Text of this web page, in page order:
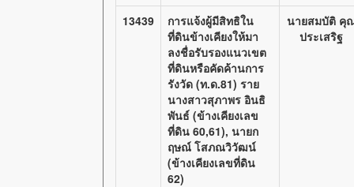
13439
การแจ้งผู้มีสิทธิใน
ที่ดินข้างเคียงให้มา
ลงชื่อรับรองแนวเขต
ที่ดินหรือคัดค้านการ
รังวัด (ท.ด.81) ราย
นางสาวสุภาพร อินธิ
พันธ์ (ข้างเคียงเลข
ที่ดิน 60,61), นายก
ฤษณ์ โสภณวิวัฒน์
(ข้างเคียงเลขที่ดิน
62)
นายสมบัติ คุ
ประเสริฐ